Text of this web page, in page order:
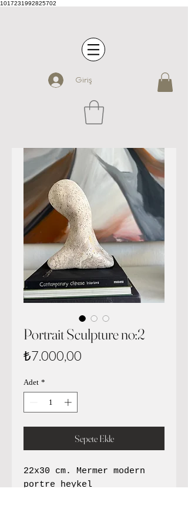
1017231992825702
Giriş
Portrait Sculpture no:2
₺7.000,00
Adet *
Sepete Ekle
22x30 cm. Mermer modern
portre heykel